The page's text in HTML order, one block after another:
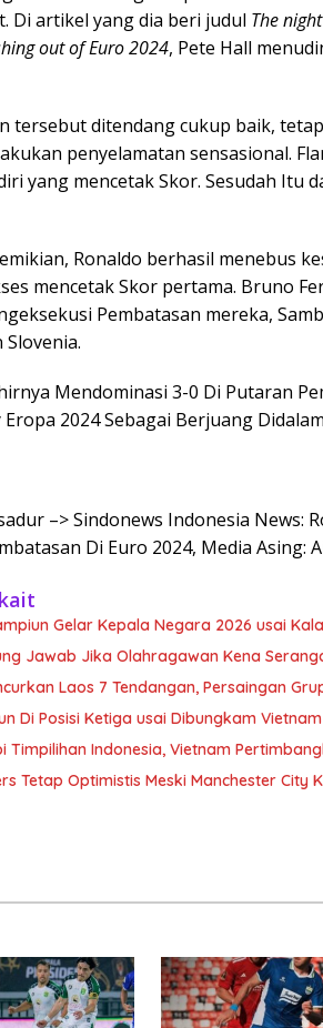
Di artikel yang dia beri judul The
out of Euro 2024, Pete Hall
tersebut ditendang cukup baik,
penyelamatan sensasional.
yang mencetak Skor. Sesudah Itu
Ronaldo berhasil menebus
mencetak Skor pertama. Bruno
Pembatasan mereka,
Slovenia.
Mendominasi 3-0 Di Putaran
2024 Sebagai Berjuang
–> Sindonews Indonesia News:
Di Euro 2024, Media Asing:
Gelar Kepala Negara 2026 usai
Jawab Jika Olahragawan Kena
Laos 7 Tendangan, Persaingan
Di Posisi Ketiga usai Dibungkam Vietnam
Timpilihan Indonesia, Vietnam
Tetap Optimistis Meski Manchester City